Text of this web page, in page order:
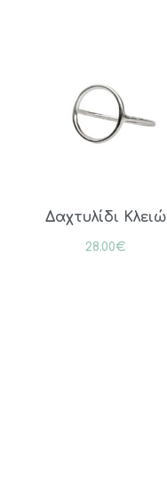
Δαχτυλίδι Κλειώ
28.00€